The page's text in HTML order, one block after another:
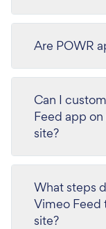
Are POWR
Can I
Feed app
site?
What steps
Vimeo Feed
site?